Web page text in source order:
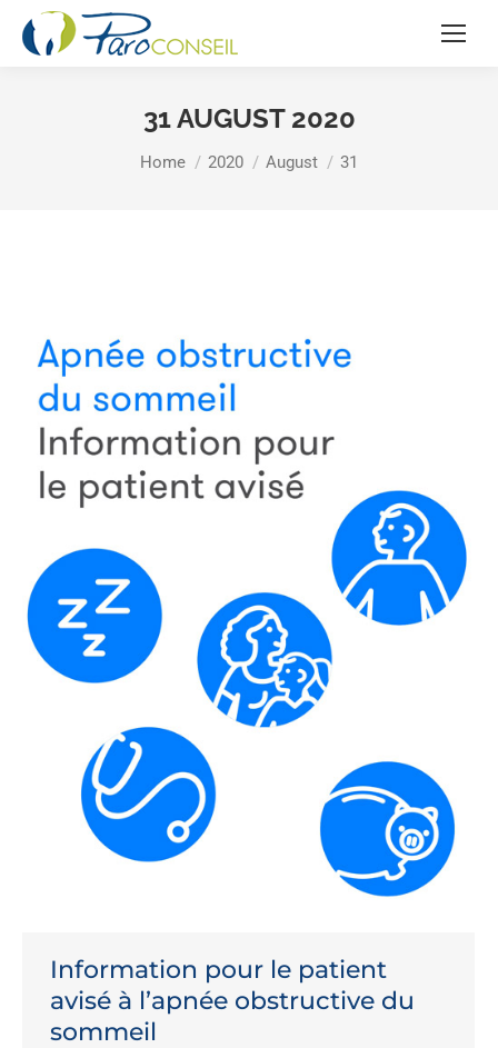
31 AUGUST 2020
You are here:
Home 2020 August 31
Information pour le patient
avisé à l’apnée obstructive du
sommeil